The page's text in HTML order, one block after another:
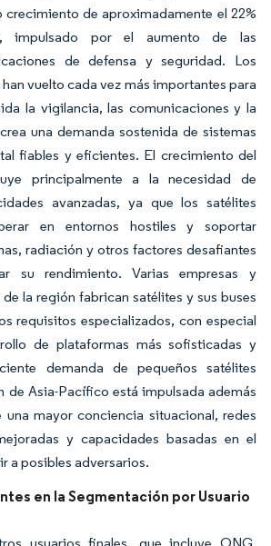
crecimiento de aproximadamente el 22%
impulsado por el aumento de las
de defensa y seguridad. Los
vuelto cada vez más importantes para
la vigilancia, las comunicaciones y la
una demanda sostenida de sistemas
fiables y eficientes. El crecimiento del
principalmente a la necesidad de
avanzadas, ya que los satélites
en entornos hostiles y soportar
radiación y otros factores desafiantes
su rendimiento. Varias empresas y
la región fabrican satélites y sus buses
requisitos especializados, con especial
de plataformas más sofisticadas y
demanda de pequeños satélites
de Asia-Pacífico está impulsada además
mayor conciencia situacional, redes
y capacidades basadas en el
a posibles adversarios.
en la Segmentación por Usuario